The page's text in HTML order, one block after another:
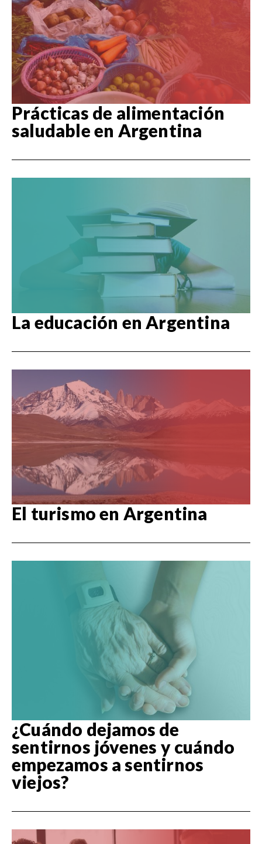
Prácticas de alimentación
saludable en Argentina
La educación en Argentina
El turismo en Argentina
¿Cuándo dejamos de
sentirnos jóvenes y cuándo
empezamos a sentirnos
viejos?